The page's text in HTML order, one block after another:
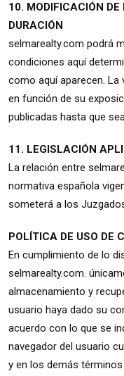
10. MODIFICACIÓN
DURACIÓN
selmarealty.com podrá
condiciones aquí
como aquí aparecen.
en función de su
publicadas hasta que
11. LEGISLACIÓN
La relación entre
normativa española
someterá a los
POLÍTICA DE USO DE
En cumplimiento de lo
selmarealty.com.
almacenamiento y
usuario haya dado su
acuerdo con lo que se
navegador del usuario
y en los demás